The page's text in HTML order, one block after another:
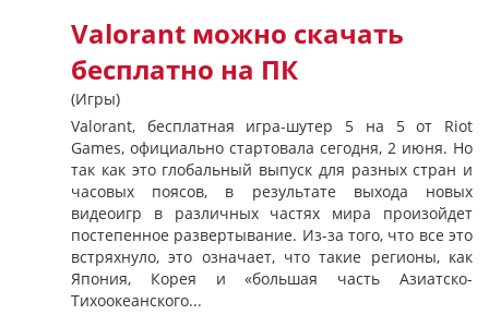
Valorant можно скачать
бесплатно на ПК
(Игры)
Valorant, бесплатная игра-шутер 5 на 5 от Riot
Games, официально стартовала сегодня, 2 июня. Но
так как это глобальный выпуск для разных стран и
часовых поясов, в результате выхода новых
видеоигр в различных частях мира произойдет
постепенное развертывание. Из-за того, что все это
встряхнуло, это означает, что такие регионы, как
Япония, Корея и «большая часть Азиатско-
Тихоокеанского...